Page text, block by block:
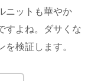
ニットも華やか
すよね。ダサくな
検証します。